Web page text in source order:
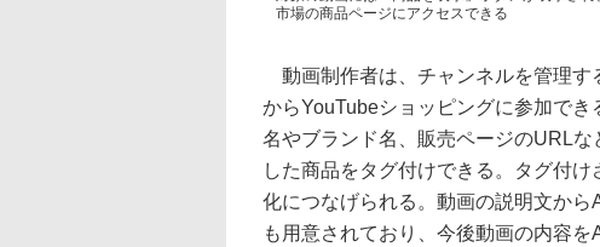
市場の商品ページにアクセスできる
動画制作者は、チャンネルを管理す
からYouTubeショッピングに参加で
名やブランド名、販売ページのURL
した商品をタグ付けできる。タグ付
化につなげられる。動画の説明文か
も用意されており、今後動画の内容